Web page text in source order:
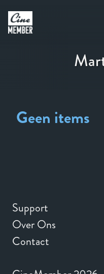
Geen items
Support
Over Ons
Contact